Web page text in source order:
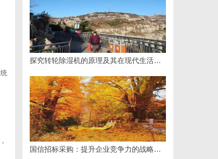
探究转轮除湿机的原理及其在现代生活中的应用优势
国信招标采购：提升企业竞争力的战略利器解析